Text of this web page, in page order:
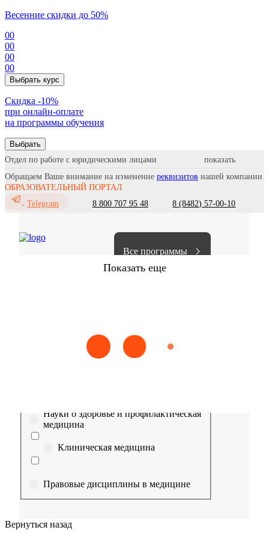
Весенние скидки до 50%
00
00
00
00
Выбрать курс
Cкидка -10%
при онлайн-оплате
на программы обучения
Выбрать
Отдел по работе с юридическими лицами
Обращаем Ваше внимание на изменение реквизитов нашей компании
ОБРАЗОВАТЕЛЬНЫЙ ПОРТАЛ
Telegram
8 800 707 95 48 8 (8482) 57-00-10
Все программы
Показать еще
Сестринское дело Эпидемиология Медицинская помощь
Выберите направление
Науки о здоровье и профилактическая
медицина
Клиническая медицина
Правовые дисциплины в медицине
Вернуться назад